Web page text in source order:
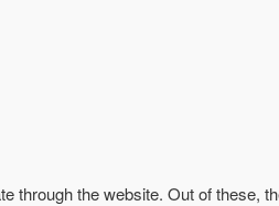
through the website. Out of